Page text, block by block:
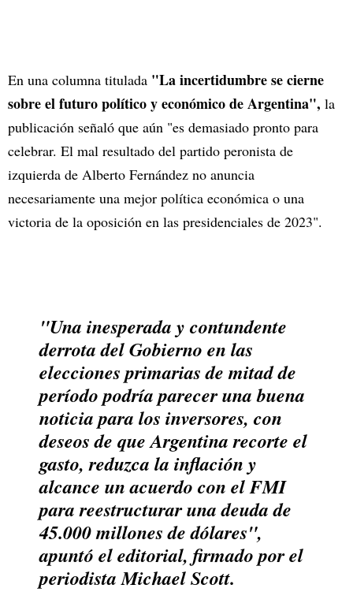
En una columna titulada "La incertidumbre se cierne
sobre el futuro político y económico de Argentina", la
publicación señaló que aún "es demasiado pronto para
celebrar. El mal resultado del partido peronista de
izquierda de Alberto Fernández no anuncia
necesariamente una mejor política económica o una
victoria de la oposición en las presidenciales de 2023".
"Una inesperada y contundente
derrota del Gobierno en las
elecciones primarias de mitad de
período podría parecer una buena
noticia para los inversores, con
deseos de que Argentina recorte el
gasto, reduzca la inflación y
alcance un acuerdo con el FMI
para reestructurar una deuda de
45.000 millones de dólares",
apuntó el editorial, firmado por el
periodista Michael Scott.